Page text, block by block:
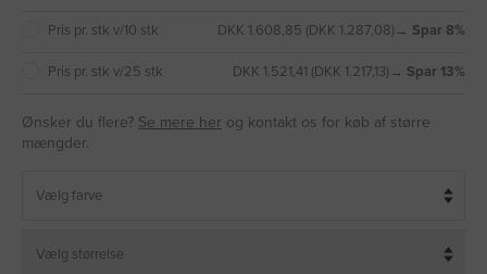
Pris pr. stk v/10 stk DKK 1.608,85 (DKK 1.287,08) → Spar 8%
Pris pr. stk v/25 stk DKK 1.521,41 (DKK 1.217,13) → Spar 13%
Ønsker du flere? Se mere her og kontakt os for køb af større
mængder.